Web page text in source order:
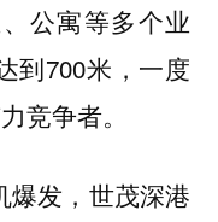
公寓等多个业
到700米，一度
竞争者。
爆发，世茂深港